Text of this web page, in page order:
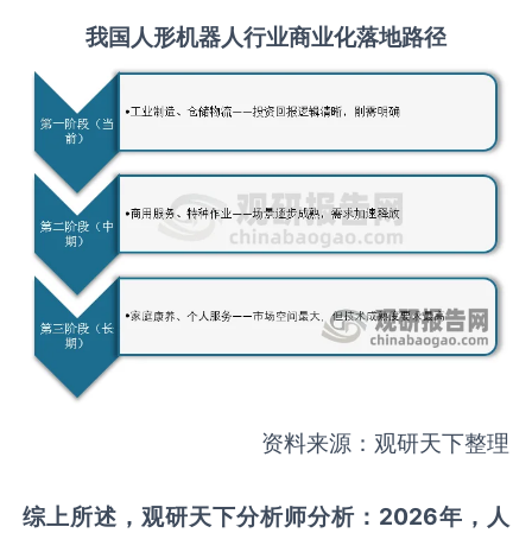
我国人形机器人行业商业化落地路径
资料来源：观研天下整理
综上所述，观研天下分析师分析： 2026年，人